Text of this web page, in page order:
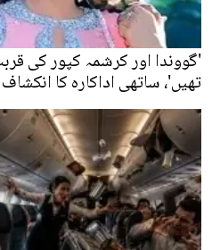
'گووندا اور کرشمہ کپور کی
تھیں'، ساتھی اداکارہ کا انکشاف